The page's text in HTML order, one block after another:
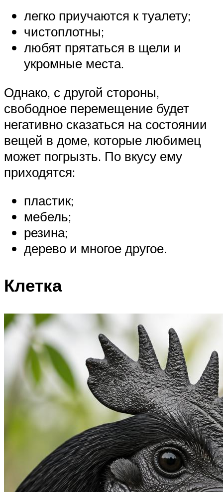
легко приучаются к туалету;
чистоплотны;
любят прятаться в щели и
укромные места.
Однако, с другой стороны,
свободное перемещение будет
негативно сказаться на состоянии
вещей в доме, которые любимец
может погрызть. По вкусу ему
приходятся:
пластик;
мебель;
резина;
дерево и многое другое.
Клетка